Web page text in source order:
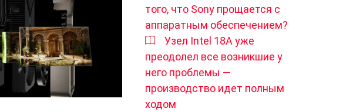
того, что Sony прощается с
аппаратным обеспечением?
Узел Intel 18A уже
преодолел все возникшие у
него проблемы —
производство идет полным
ходом